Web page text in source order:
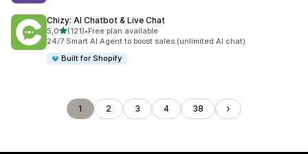
Chizy: AI Chatbot & Live Chat
5,0z 5 hvězd
(121)
Celkový počet recenzí: 121
•Free plan available
24/7 Smart AI Agent to boost sales (unlimited AI chat)
Built for Shopify
1 2 3 4 38